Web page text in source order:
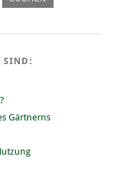
SIND:
Gärtnerns